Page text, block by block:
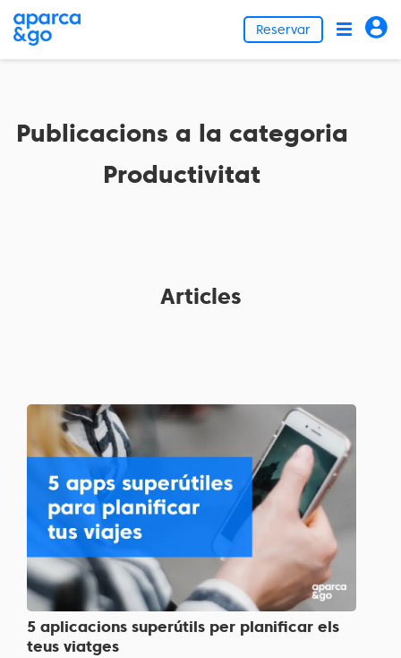
Reservar
Publicacions a la categoria
Productivitat
Articles
5 aplicacions superútils per planificar els
teus viatges